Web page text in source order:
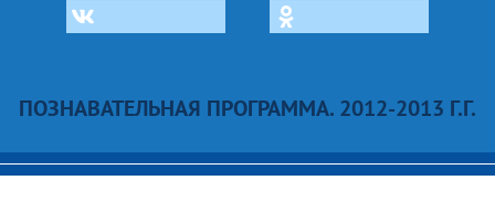
ПОЗНАВАТЕЛЬНАЯ ПРОГРАММА. 2012-2013 Г.Г.